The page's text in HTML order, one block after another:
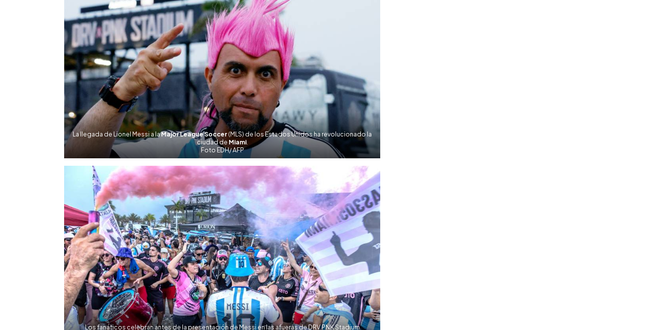
La llegada de Lionel Messi a laMajor League Soccer(MLS) de los Estados Unidos ha revolucionado la
ciudad de Miami.
Foto EDH/ AFP
Los fanáticos celebran antes de la presentación de Messi en las afueras de DRV PNK Stadium